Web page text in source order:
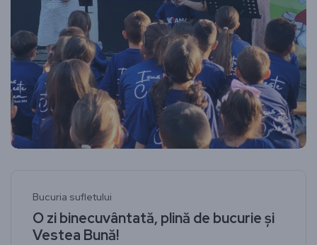
Bucuria sufletului
O zi binecuvântată, plină de bucurie și
Vestea Bună!